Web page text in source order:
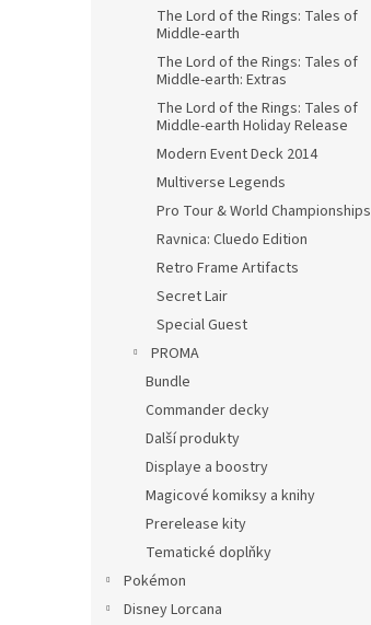
The Lord of the Rings: Tales of
Middle-earth
The Lord of the Rings: Tales of
Middle-earth: Extras
The Lord of the Rings: Tales of
Middle-earth Holiday Release
Modern Event Deck 2014
Multiverse Legends
Pro Tour & World Championships
Ravnica: Cluedo Edition
Retro Frame Artifacts
Secret Lair
Special Guest
PROMA
Bundle
Commander decky
Další produkty
Displaye a boostry
Magicové komiksy a knihy
Prerelease kity
Tematické doplňky
Pokémon
Disney Lorcana